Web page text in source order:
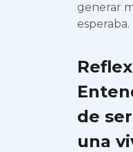
generar
esperaba.
de
una